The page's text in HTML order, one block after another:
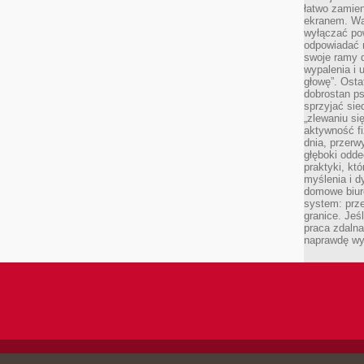
łatwo
ekranem.
wyłączać
odpowiadać
swoje ramy
wypalenia i
głowę”.
dobrostan
sprzyjać
„zlewaniu
aktywność
dnia,
głęboki
praktyki,
myślenia i
domowe
system:
granice.
praca
naprawdę